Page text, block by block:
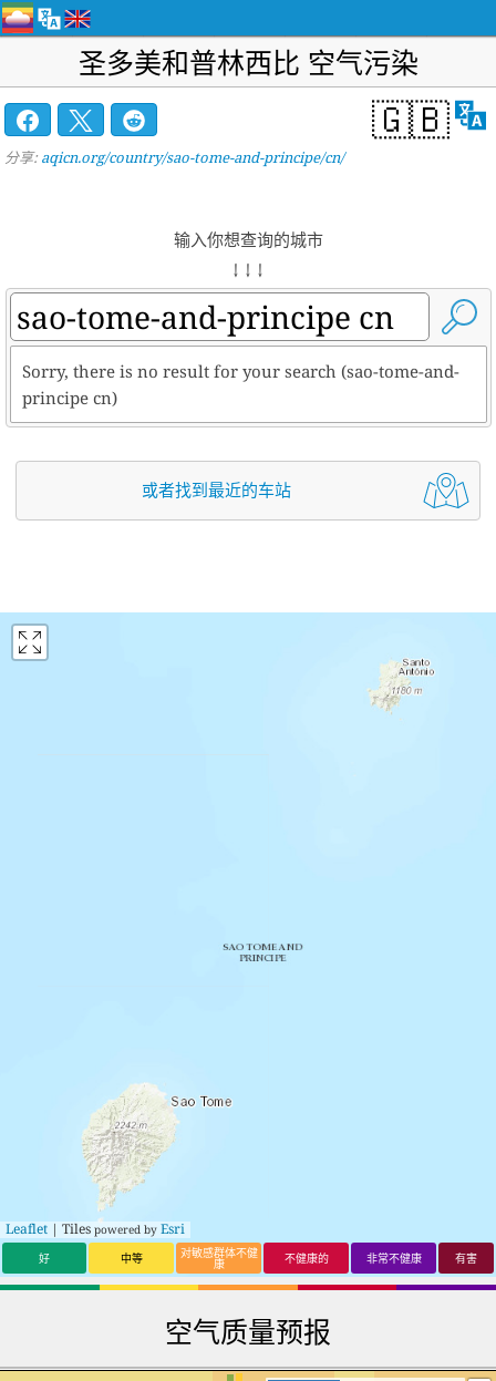
圣多美和普林西比 空气污染
🇬🇧
分享: aqicn.org/country/sao-tome-and-principe/cn/
输入你想查询的城市
↓ ↓ ↓
Sorry, there is no result for your search (sao-tome-and-
principe cn)
或者找到最近的车站
Leaflet | Tiles powered by Esri
好 中等 对敏感群体不健
康 不健康的 非常不健康 有害
空气质量预报